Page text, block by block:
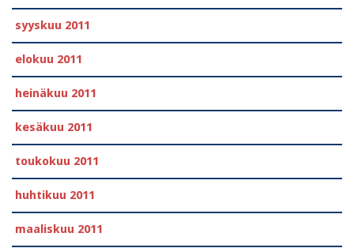
syyskuu 2011
elokuu 2011
heinäkuu 2011
kesäkuu 2011
toukokuu 2011
huhtikuu 2011
maaliskuu 2011